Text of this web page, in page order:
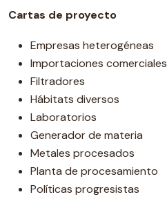
Cartas de proyecto
Empresas heterogéneas
Importaciones comerciales
Filtradores
Hábitats diversos
Laboratorios
Generador de materia
Metales procesados
Planta de procesamiento
Políticas progresistas